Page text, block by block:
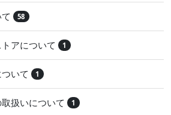
58
アについて 1
いて 1
扱いについて 1